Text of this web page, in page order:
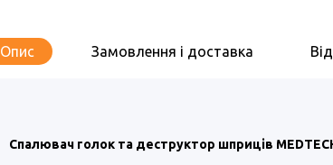
Опис Замовлення і доставка
Спалювач голок та деструктор шприців